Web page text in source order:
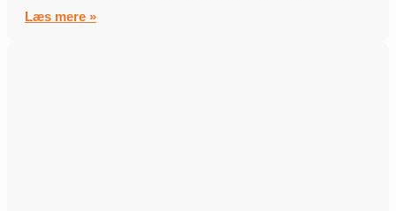
Læs mere »